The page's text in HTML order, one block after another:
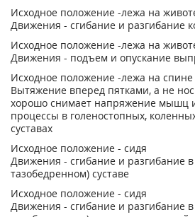
Исходное положение -лежа на
Движения - сгибание и разгибание
Исходное положение -лежа на
Движения - подъем и опускание
Исходное положение -лежа на спине
Вытяжение вперед пятками, а не
хорошо снимает напряжение мышц
процессы в голеностопных,
суставах
Исходное положение - сидя
Движения - сгибание и разгибание
тазобедренном) суставе
Исходное положение - сидя
Движения - сгибание и разгибание